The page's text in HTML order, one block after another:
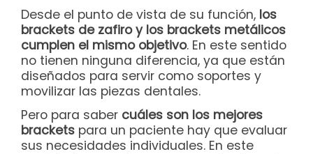
Desde el punto de vista de su función, los
brackets de zafiro y los brackets metálicos
cumplen el mismo objetivo. En este sentido
no tienen ninguna diferencia, ya que están
diseñados para servir como soportes y
movilizar las piezas dentales.
Pero para saber cuáles son los mejores
brackets para un paciente hay que evaluar
sus necesidades individuales. En este